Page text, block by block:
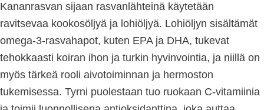
Kananrasvan sijaan rasvanlähteinä käytetään
ravitsevaa kookosöljyä ja lohiöljyä. Lohiöljyn sisältämät
omega-3-rasvahapot, kuten EPA ja DHA, tukevat
tehokkaasti koiran ihon ja turkin hyvinvointia, ja niillä on
myös tärkeä rooli aivotoiminnan ja hermoston
tukemisessa. Tyrni puolestaan tuo ruokaan C-vitamiinia